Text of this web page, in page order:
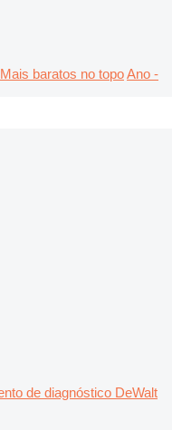
Mais baratos no topoAno -
de diagnóstico DeWalt